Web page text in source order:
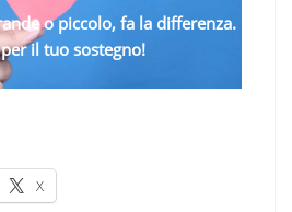
o piccolo, fa la differenza.
il tuo sostegno!
X